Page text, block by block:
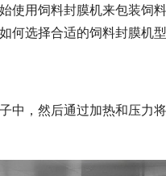
使用饲料封膜机来包装饲
何选择合适的饲料封膜机型
中，然后通过加热和压力